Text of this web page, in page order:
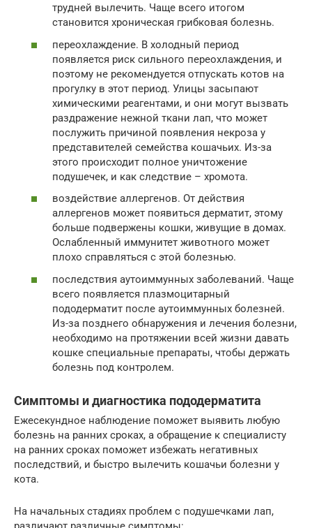
трудней вылечить. Чаще всего итогом
становится хроническая грибковая болезнь.
переохлаждение. В холодный период
появляется риск сильного переохлаждения, и
поэтому не рекомендуется отпускать котов на
прогулку в этот период. Улицы засыпают
химическими реагентами, и они могут вызвать
раздражение нежной ткани лап, что может
послужить причиной появления некроза у
представителей семейства кошачьих. Из-за
этого происходит полное уничтожение
подушечек, и как следствие – хромота.
воздействие аллергенов. От действия
аллергенов может появиться дерматит, этому
больше подвержены кошки, живущие в домах.
Ослабленный иммунитет животного может
плохо справляться с этой болезнью.
последствия аутоиммунных заболеваний. Чаще
всего появляется плазмоцитарный
пододерматит после аутоиммунных болезней.
Из-за позднего обнаружения и лечения болезни,
необходимо на протяжении всей жизни давать
кошке специальные препараты, чтобы держать
болезнь под контролем.
Симптомы и диагностика пододерматита
Ежесекундное наблюдение поможет выявить любую
болезнь на ранних сроках, а обращение к специалисту
на ранних сроках поможет избежать негативных
последствий, и быстро вылечить кошачьи болезни у
кота.
На начальных стадиях проблем с подушечками лап,